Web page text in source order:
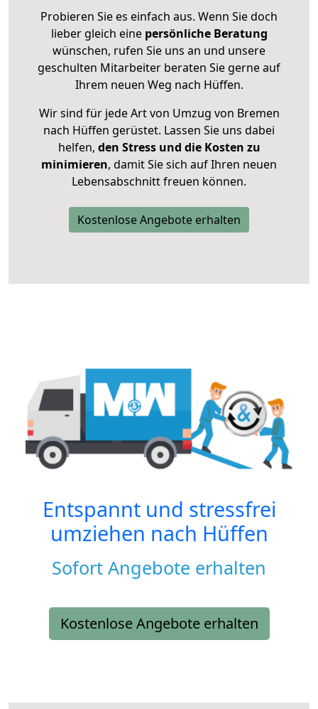
Probieren Sie es einfach aus. Wenn Sie doch
lieber gleich eine persönliche Beratung
wünschen, rufen Sie uns an und unsere
geschulten Mitarbeiter beraten Sie gerne auf
Ihrem neuen Weg nach Hüffen.
Wir sind für jede Art von Umzug von Bremen
nach Hüffen gerüstet. Lassen Sie uns dabei
helfen, den Stress und die Kosten zu
minimieren, damit Sie sich auf Ihren neuen
Lebensabschnitt freuen können.
Kostenlose Angebote erhalten
Entspannt und stressfrei
umziehen nach Hüffen
Sofort Angebote erhalten
Kostenlose Angebote erhalten